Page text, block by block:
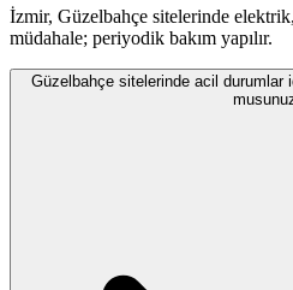
İzmir, Güzelbahçe sitelerinde
müdahale; periyodik bakım yapılır.
Güzelbahçe sitelerinde acil durumlar